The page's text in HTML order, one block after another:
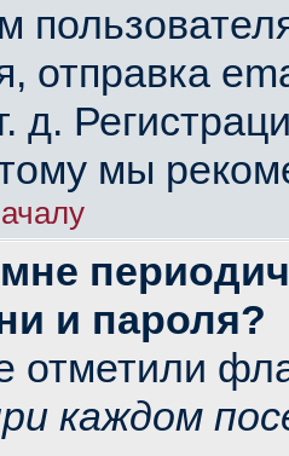
отправка
д.
мы
и пароля?
отметили
каждом